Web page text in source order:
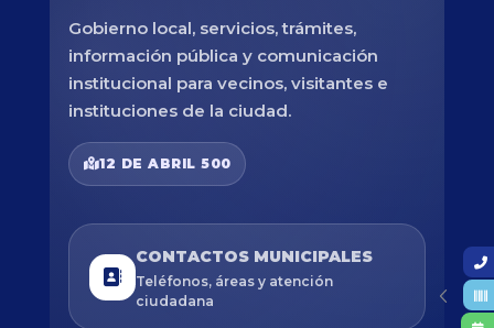
Gobierno local, servicios, trámites,
información pública y comunicación
institucional para vecinos, visitantes e
instituciones de la ciudad.
12 DE ABRIL 500
CONTACTOS MUNICIPALES
Teléfonos, áreas y atención
ciudadana